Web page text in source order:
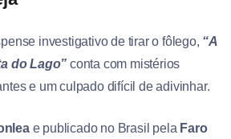
investigativo de tirar o fôlego, “A
do Lago” conta com mistérios
e um culpado difícil de adivinhar.
e publicado no Brasil pela Faro